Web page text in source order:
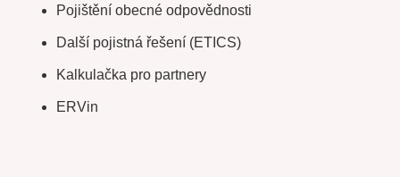
Pojištění obecné odpovědnosti
Další pojistná řešení (ETICS)
Kalkulačka pro partnery
ERVin